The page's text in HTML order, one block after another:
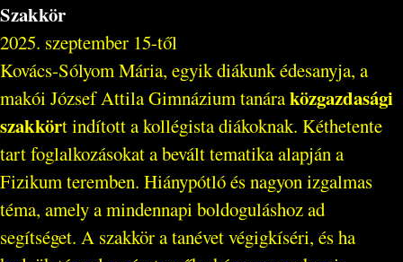
Szakkör
2025. szeptember 15-től
Kovács-Sólyom Mária, egyik diákunk édesanyja, a
makói József Attila Gimnázium tanáraközgazdasági
szakkört indított a kollégista diákoknak. Kéthetente
tart foglalkozásokat a bevált tematika alapján a
Fizikum teremben. Hiánypótló és nagyon izgalmas
téma, amely a mindennapi boldoguláshoz ad
segítséget. A szakkör a tanévet végigkíséri, és ha